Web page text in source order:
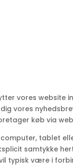
vores website
vores
køb via
tablet
samtykke
typisk være i